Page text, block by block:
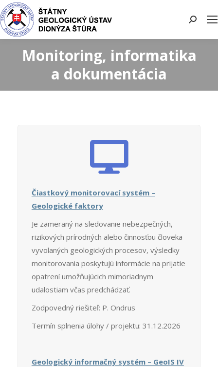
Search:
Monitoring, informatika
a dokumentácia
Čiastkový monitorovací systém –
Geologické faktory
Je zameraný na sledovanie nebezpečných,
rizikových prírodných alebo činnosťou človeka
vyvolaných geologických procesov, výsledky
monitorovania poskytujú informácie na prijatie
opatrení umožňujúcich mimoriadnym
udalostiam včas predchádzať.
Zodpovedný riešiteľ: P. Ondrus
Termín splnenia úlohy / projektu: 31.12.2026
Geologický informačný systém – GeoIS IV